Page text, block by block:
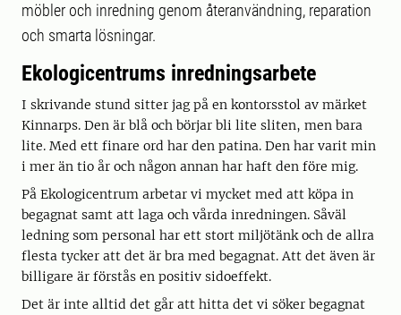
möbler och inredning genom återanvändning, reparation
och smarta lösningar.
Ekologicentrums inredningsarbete
I skrivande stund sitter jag på en kontorsstol av märket
Kinnarps. Den är blå och börjar bli lite sliten, men bara
lite. Med ett finare ord har den patina. Den har varit min
i mer än tio år och någon annan har haft den före mig.
På Ekologicentrum arbetar vi mycket med att köpa in
begagnat samt att laga och vårda inredningen. Såväl
ledning som personal har ett stort miljötänk och de allra
flesta tycker att det är bra med begagnat. Att det även är
billigare är förstås en positiv sidoeffekt.
Det är inte alltid det går att hitta det vi söker begagnat